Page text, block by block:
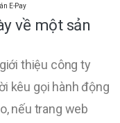
E-Pay
về một sản
thiệu công ty
kêu gọi hành động
nếu trang web